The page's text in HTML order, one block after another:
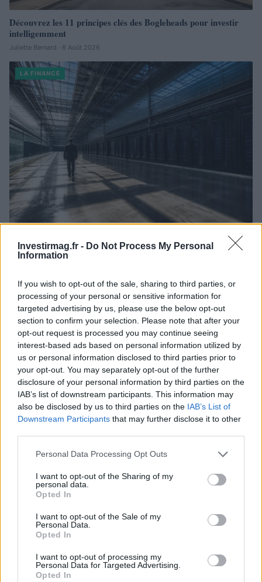
Investirmag.fr - Do Not Process My Personal
Information
If you wish to opt-out of the sale, sharing to third parties, or
processing of your personal or sensitive information for
targeted advertising by us, please use the below opt-out
section to confirm your selection. Please note that after your
opt-out request is processed you may continue seeing
interest-based ads based on personal information utilized by
us or personal information disclosed to third parties prior to
your opt-out. You may separately opt-out of the further
disclosure of your personal information by third parties on the
IAB’s list of downstream participants. This information may
also be disclosed by us to third parties on the IAB’s List of
Downstream Participants that may further disclose it to other
Please note that this website/app uses one or more Google
not limited to your visit or usage behaviour. You may click to
grant or deny consent to Google and its third-party tags to
use your data for below specified purposes in below Google
consent section.
Personal Data Processing Opt Outs
I want to opt-out of the Sharing of my
personal data.
Opted In
I want to opt-out of the Sale of my
Personal Data.
Opted In
I want to opt-out of processing my
Personal Data for Targeted Advertising.
Opted In
Découvrez les 11 principes clés des Bogleheads pour investir
intelligemment
Juliette Bernard · 6 Août 2026
LA FINANCE
Investissements records dans l’IA : quand les géants de la tech
verront-ils les bénéfices ?
Juliette Bernard · 5 Août 2026
FINANCEMENT
Aon renforce son équipe avec un expert en financement par
crédits d’impôt
Camille Durand · 5 Août 2026
COTATIONS CRYPTO